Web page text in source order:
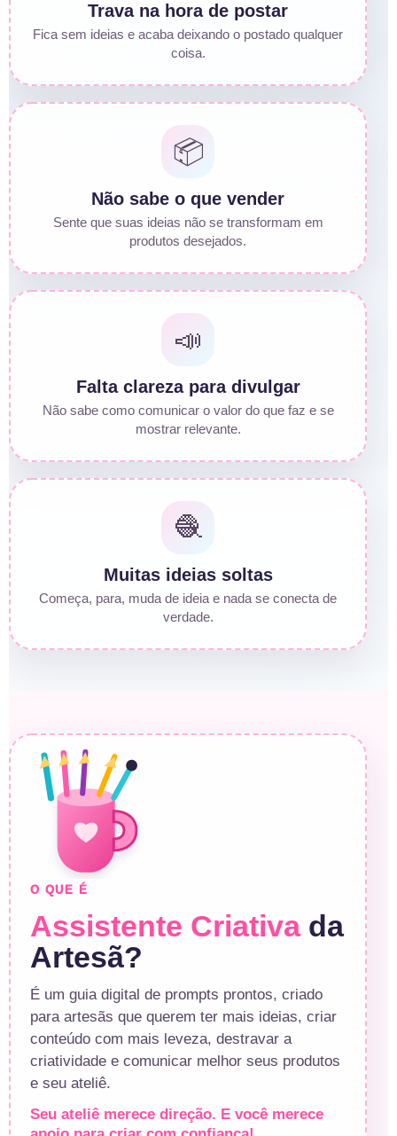
Trava na hora de postar
Fica sem ideias e acaba deixando o postado qualquer
coisa.
📦
Não sabe o que vender
Sente que suas ideias não se transformam em
produtos desejados.
📣
Falta clareza para divulgar
Não sabe como comunicar o valor do que faz e se
mostrar relevante.
🧶
Muitas ideias soltas
Começa, para, muda de ideia e nada se conecta de
verdade.
O QUE É
Assistente Criativa da
Artesã?
É um guia digital de prompts prontos, criado
para artesãs que querem ter mais ideias, criar
conteúdo com mais leveza, destravar a
criatividade e comunicar melhor seus produtos
e seu ateliê.
Seu ateliê merece direção. E você merece